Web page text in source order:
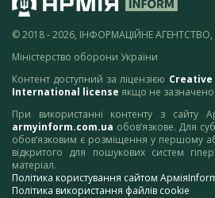
© 2018 - 2026, ІНФОРМАЦІЙНЕ АГЕНТСТВО,
Міністерство оборони України
Контент доступний за ліцензією
International license якщо не
При використанні контенту з сайту
armyinform.com.ua обов’язкове. Для
обов’язковим є розміщення у першому
відкритого для пошукових систем
матеріал.
Політика користування сайтом
Політика використання файлів cookie